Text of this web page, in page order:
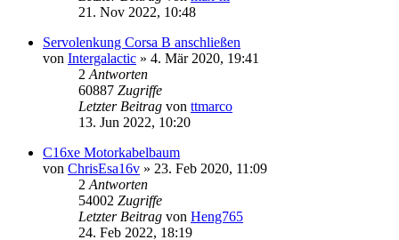
21. Nov 2022, 10:48
Servolenkung Corsa B anschließen
von Intergalactic » 4. Mär 2020, 19:41
2 Antworten
60887 Zugriffe
Letzter Beitrag von ttmarco
13. Jun 2022, 10:20
C16xe Motorkabelbaum
von ChrisEsa16v » 23. Feb 2020, 11:09
2 Antworten
54002 Zugriffe
Letzter Beitrag von Heng765
24. Feb 2022, 18:19